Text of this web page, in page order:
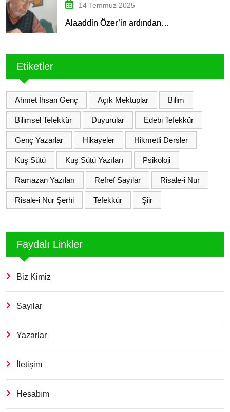
14 Temmuz 2025
Alaaddin Özer’in ardından…
Etiketler
Ahmet İhsan Genç Açık Mektuplar Bilim
Bilimsel Tefekkür Duyurular Edebi Tefekkür
Genç Yazarlar Hikayeler Hikmetli Dersler
Kuş Sütü Kuş Sütü Yazıları Psikoloji
Ramazan Yazıları Refref Sayılar Risale-i Nur
Risale-i Nur Şerhi Tefekkür Şiir
Faydalı Linkler
Biz Kimiz
Sayılar
Yazarlar
İletişim
Hesabım